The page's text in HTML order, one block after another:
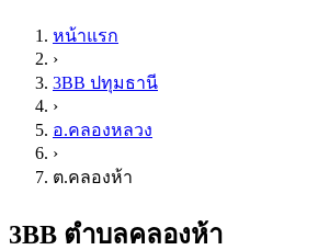
หน้าแรก
›
3BB ปทุมธานี
›
อ.คลองหลวง
›
ต.คลองห้า
3BB ตำบลคลองห้า